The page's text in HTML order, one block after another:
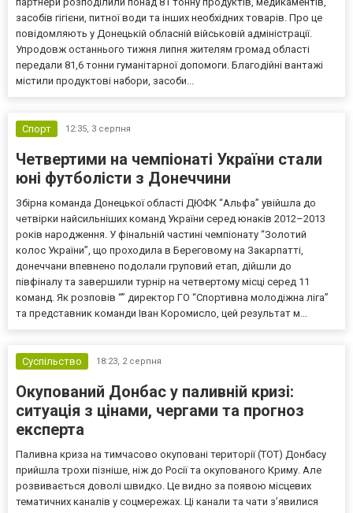
засобів гігієни, питної води та інших необхідних товарів. Про це
повідомляють у Донецькій обласній військовій адміністрації.
Упродовж останнього тижня липня жителям громад області
передали 81,6 тонни гуманітарної допомоги. Благодійні вантажі
містили продуктові набори, засоби...
Спорт 12:35, 3 серпня
Четвертими на чемпіонаті України стали
юні футболісти з Донеччини
Збірна команда Донецької області ДЮФК “Альфа” увійшла до
четвірки найсильніших команд України серед юнаків 2012–2013
років народження. У фінальній частині чемпіонату “Золотий
колос України”, що проходила в Береговому на Закарпатті,
донеччани впевнено подолали груповий етап, дійшли до
півфіналу та завершили турнір на четвертому місці серед 11
команд. Як розповів “” директор ГО “Спортивна молодіжна ліга”
та представник команди Іван Коромисло, цей результат м...
Суспільство 18:23, 2 серпня
Окупований Донбас у паливній кризі:
ситуація з цінами, чергами та прогноз
експерта
Паливна криза на тимчасово окуповані території (ТОТ) Донбасу
прийшла трохи пізніше, ніж до Росії та окупованого Криму. Але
розвивається доволі швидко. Це видно за появою місцевих
тематичних каналів у соцмережах. Ці канали та чати з’явилися